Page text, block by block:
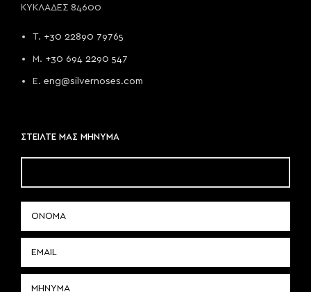
ΚΥΚΛΑΔΕΣ 84600
T. +30 22890 79765
M. +30 694 2290 547
E. eng@silvernoses.com
ΣΤΕΙΛΤΕ ΜΑΣ ΜΗΝΥΜΑ